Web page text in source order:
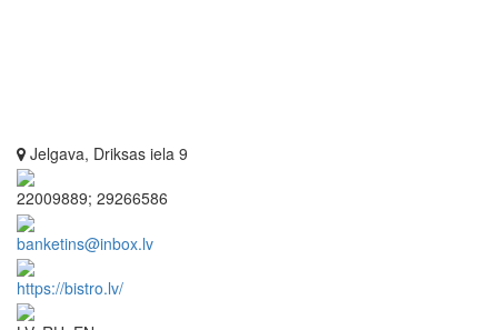
Jelgava, Driksas iela 9
22009889; 29266586
banketins@inbox.lv
https://bistro.lv/